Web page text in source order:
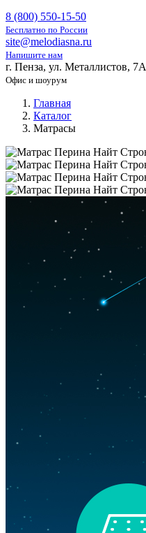
8 (800) 550-15-50
Бесплатно по России
site@melodiasna.ru
Напишите нам
г. Пенза, ул. Металлистов, 7А
Офис и шоурум
Главная
Каталог
Матрасы